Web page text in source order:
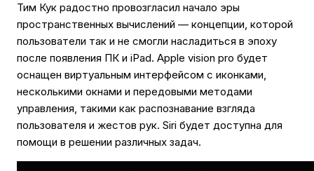
Тим Кук радостно провозгласил начало эры
пространственных вычислений — концепции, которой
пользователи так и не смогли насладиться в эпоху
после появления ПК и iPad. Apple vision pro будет
оснащен виртуальным интерфейсом с иконками,
несколькими окнами и передовыми методами
управления, такими как распознавание взгляда
пользователя и жестов рук. Siri будет доступна для
помощи в решении различных задач.